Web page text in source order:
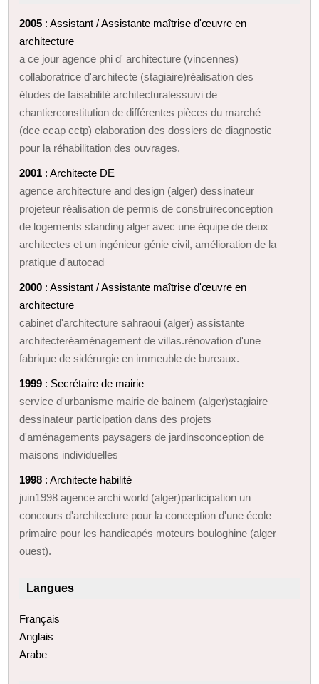
2005 : Assistant / Assistante maîtrise d'œuvre en
architecture
a ce jour agence phi d' architecture (vincennes)
collaboratrice d'architecte (stagiaire)réalisation des
études de faisabilité architecturalessuivi de
chantierconstitution de différentes pièces du marché
(dce ccap cctp) elaboration des dossiers de diagnostic
pour la réhabilitation des ouvrages.
2001 : Architecte DE
agence architecture and design (alger) dessinateur
projeteur réalisation de permis de construireconception
de logements standing alger avec une équipe de deux
architectes et un ingénieur génie civil, amélioration de la
pratique d'autocad
2000 : Assistant / Assistante maîtrise d'œuvre en
architecture
cabinet d'architecture sahraoui (alger) assistante
architecteréaménagement de villas.rénovation d'une
fabrique de sidérurgie en immeuble de bureaux.
1999 : Secrétaire de mairie
service d'urbanisme mairie de bainem (alger)stagiaire
dessinateur participation dans des projets
d'aménagements paysagers de jardinsconception de
maisons individuelles
1998 : Architecte habilité
juin1998 agence archi world (alger)participation un
concours d'architecture pour la conception d'une école
primaire pour les handicapés moteurs bouloghine (alger
ouest).
Langues
Français
Anglais
Arabe